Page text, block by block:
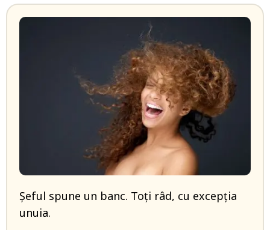
Șeful spune un banc. Toți râd, cu excepția
unuia.